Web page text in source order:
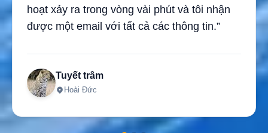
hoạt xảy ra trong vòng vài phút và tôi nhận
được một email với tất cả các thông tin.”
Tuyết trâm
Hoài Đức